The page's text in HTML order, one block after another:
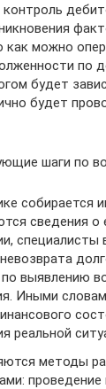
как можно
по
будет
будет
шаги по
собирается
сведения о
выявлению
Иными
реальной
методы
проведение